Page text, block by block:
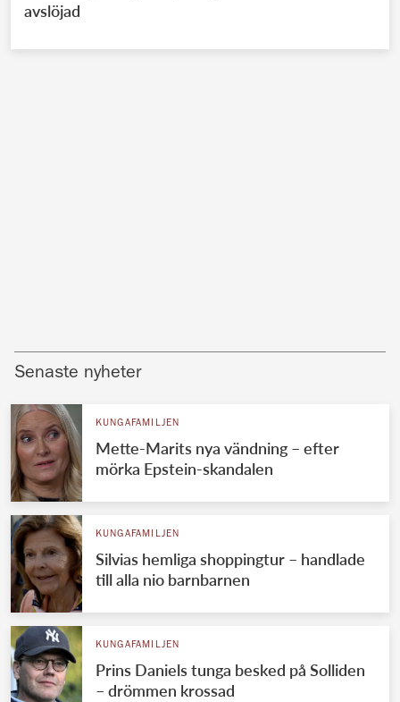
avslöjad
Senaste nyheter
KUNGAFAMILJEN
Mette-Marits nya vändning – efter
mörka Epstein-skandalen
KUNGAFAMILJEN
Silvias hemliga shoppingtur – handlade
till alla nio barnbarnen
KUNGAFAMILJEN
Prins Daniels tunga besked på Solliden
– drömmen krossad